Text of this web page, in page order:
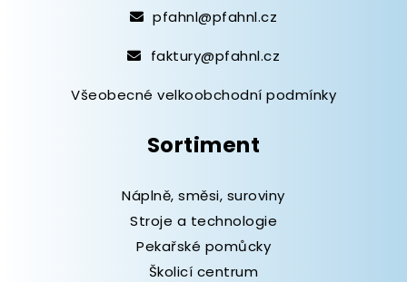
pfahnl@pfahnl.cz
faktury@pfahnl.cz
Všeobecné velkoobchodní podmínky
Sortiment
Náplně, směsi, suroviny
Stroje a technologie
Pekařské pomůcky
Školicí centrum